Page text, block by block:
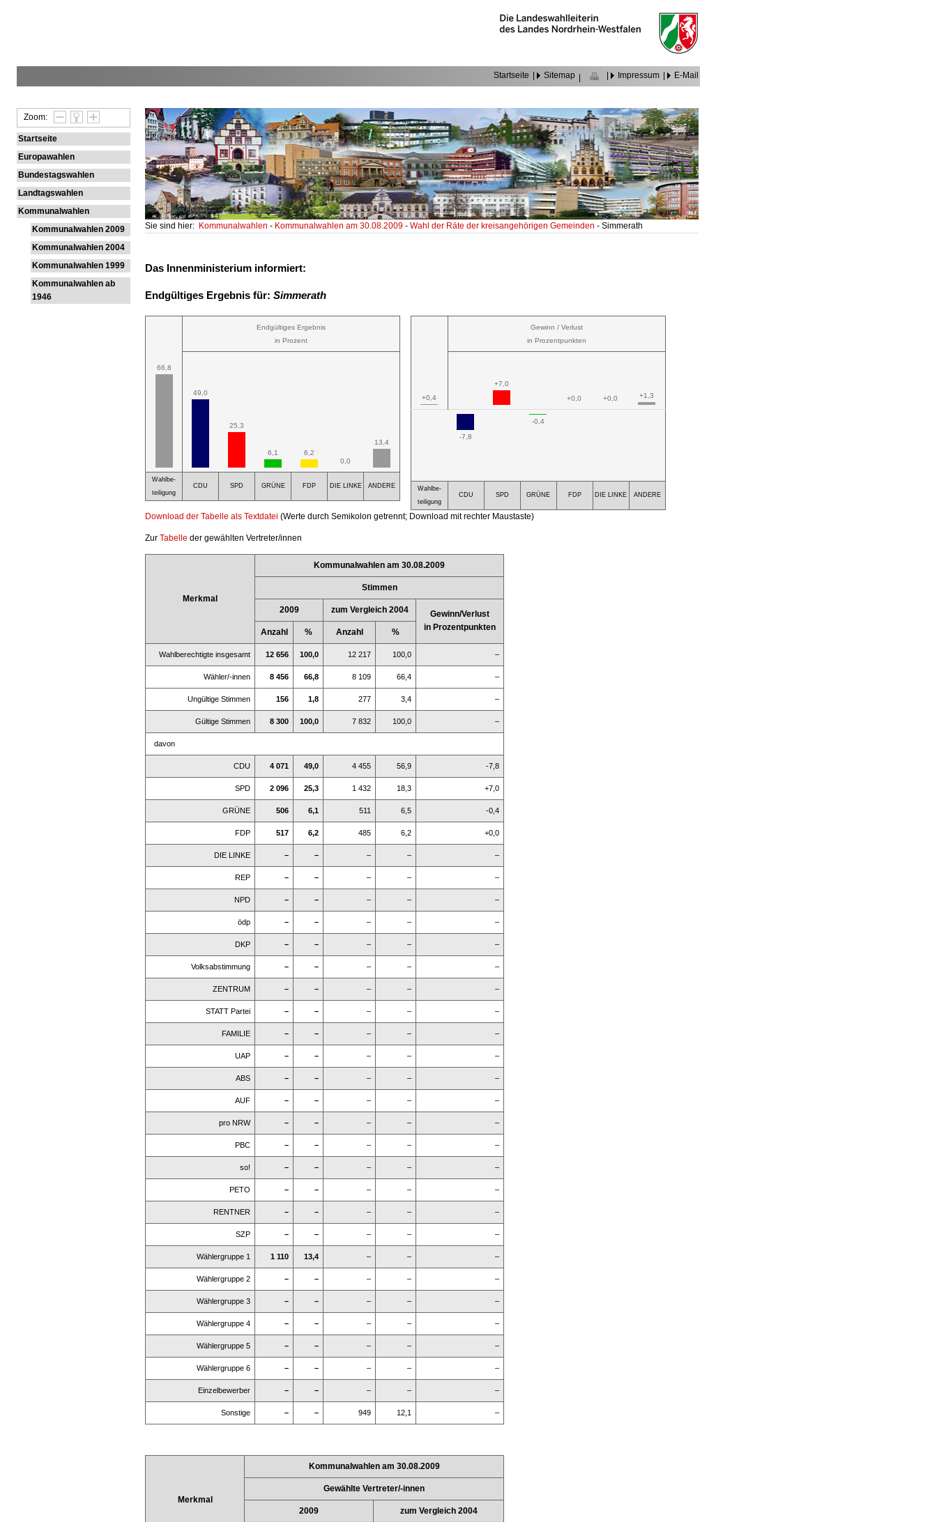
Startseite Sitemap Impressum E-Mail
Zoom:
Startseite
Europawahlen
Bundestagswahlen
Landtagswahlen
Kommunalwahlen
Kommunalwahlen 2009
Kommunalwahlen 2004
Kommunalwahlen 1999
Kommunalwahlen ab
1946
Sie sind hier: Kommunalwahlen- Kommunalwahlen am 30.08.2009-Wahl der Räte der kreisangehörigen Gemeinden- Simmerath
Das Innenministerium informiert:
Endgültiges Ergebnis für:Simmerath
66,8
Endgültiges Ergebnis
in Prozent
49,0
25,3
6,1
6,2
0,0
13,4
Wahlbe-
teiligung
CDU SPD GRÜNE FDP DIE LINKE ANDERE
+0,4
Gewinn / Verlust
in Prozentpunkten
+7,0
+0,0
+0,0 +1,3
-7,8
-0,4
Wahlbe-
teiligung
CDU SPD GRÜNE FDP DIE LINKE ANDERE
Download der Tabelle als Textdatei (Werte durch Semikolon getrennt; Download mit rechter Maustaste)
ZurTabelle der gewählten Vertreter/innen
Merkmal
Kommunalwahlen am 30.08.2009
Stimmen
2009 zum Vergleich 2004
Gewinn/Verlust
in Prozentpunkten
Anzahl % Anzahl %
Wahlberechtigte insgesamt 12 656 100,0 12 217 100,0 –
Wähler/-innen 8 456 66,8 8 109 66,4 –
Ungültige Stimmen 156 1,8 277 3,4 –
Gültige Stimmen 8 300 100,0 7 832 100,0 –
davon
CDU 4 071 49,0 4 455 56,9 -7,8
SPD 2 096 25,3 1 432 18,3 +7,0
GRÜNE 506 6,1 511 6,5 -0,4
FDP 517 6,2 485 6,2 +0,0
DIE LINKE – – – – –
REP – – – – –
NPD – – – – –
ödp – – – – –
DKP – – – – –
Volksabstimmung – – – – –
ZENTRUM – – – – –
STATT Partei – – – – –
FAMILIE – – – – –
UAP – – – – –
ABS – – – – –
AUF – – – – –
pro NRW – – – – –
PBC – – – – –
so! – – – – –
PETO – – – – –
RENTNER – – – – –
SZP – – – – –
Wählergruppe 1 1 110 13,4 – – –
Wählergruppe 2 – – – – –
Wählergruppe 3 – – – – –
Wählergruppe 4 – – – – –
Wählergruppe 5 – – – – –
Wählergruppe 6 – – – – –
Einzelbewerber – – – – –
Sonstige – – 949 12,1 –
Merkmal
Kommunalwahlen am 30.08.2009
Gewählte Vertreter/-innen
2009 zum Vergleich 2004